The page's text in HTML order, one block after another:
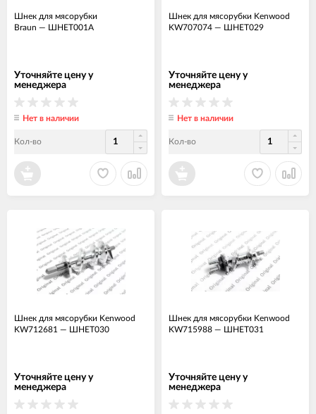
Шнек для мясорубки
Braun — ШНЕТ001А
Уточняйте цену у
менеджера
Нет в наличии
Кол-во
Шнек для мясорубки Kenwood
KW707074 — ШНЕТ029
Уточняйте цену у
менеджера
Нет в наличии
Кол-во
Шнек для мясорубки Kenwood
KW712681 — ШНЕТ030
Уточняйте цену у
менеджера
Шнек для мясорубки Kenwood
KW715988 — ШНЕТ031
Уточняйте цену у
менеджера